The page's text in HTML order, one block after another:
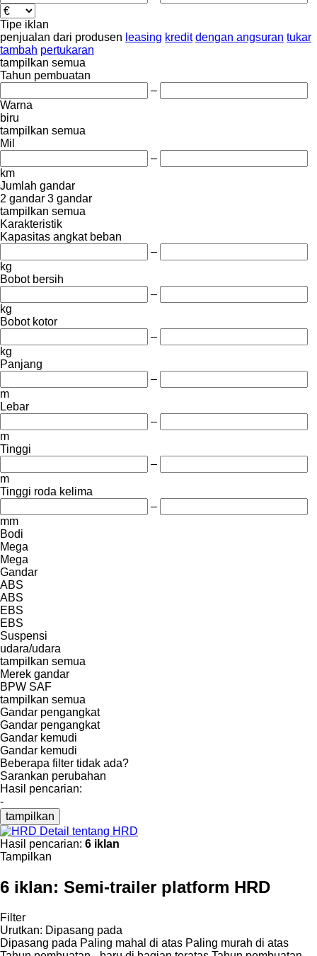
Tipe iklan
penjualan dari produsen leasing kredit dengan angsuran tukar
tambah pertukaran
tampilkan semua
Tahun pembuatan
–
Warna
biru
tampilkan semua
Mil
–
km
Jumlah gandar
2 gandar 3 gandar
tampilkan semua
Karakteristik
Kapasitas angkat beban
–
kg
Bobot bersih
–
kg
Bobot kotor
–
kg
Panjang
–
m
Lebar
–
m
Tinggi
–
m
Tinggi roda kelima
–
mm
Bodi
Mega
Mega
Gandar
ABS
ABS
EBS
EBS
Suspensi
udara/udara
tampilkan semua
Merek gandar
BPW SAF
tampilkan semua
Gandar pengangkat
Gandar pengangkat
Gandar kemudi
Gandar kemudi
Beberapa filter tidak ada?
Sarankan perubahan
Hasil pencarian:
-
tampilkan
Detail tentang HRD
Hasil pencarian: 6 iklan
Tampilkan
6 iklan: Semi-trailer platform HRD
Filter
Urutkan: Dipasang pada
Dipasang pada Paling mahal di atas Paling murah di atas